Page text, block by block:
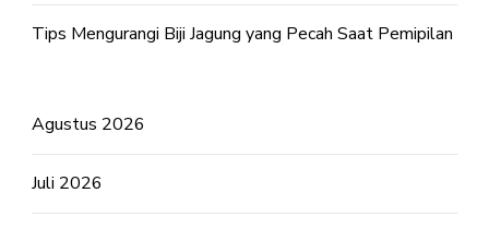
Tips Mengurangi Biji Jagung yang Pecah Saat Pemipilan
Agustus 2026
Juli 2026